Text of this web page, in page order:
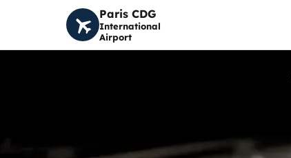
Paris CDG
International
Airport